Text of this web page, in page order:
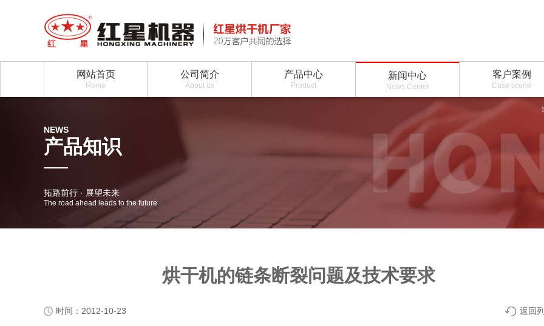
网站首页
Home
公司简介
About us
产品中心
Product
新闻中心
News Center
客户案例
Case scene
NEWS
产品知识
拓路前行 · 展望未来
The road ahead leads to the future
烘干机的链条断裂问题及技术要求
时间：2012-10-23 返回